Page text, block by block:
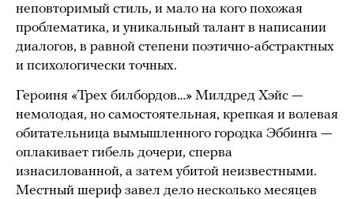
неповторимый стиль, и мало на кого похожая
проблематика, и уникальный талант в написании
диалогов, в равной степени поэтично-абстрактных
и психологически точных.
Героиня «Трех билбордов…» Милдред Хэйс —
немолодая, но самостоятельная, крепкая и волевая
обитательница вымышленного городка Эббинга —
оплакивает гибель дочери, сперва
изнасилованной, а затем убитой неизвестными.
Местный шериф завел дело несколько месяцев